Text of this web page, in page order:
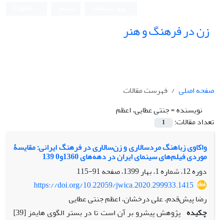
زن در فرهنگ و هنر
صفحه اصلی
فهرست مقالات
نویسنده =جنتی عطایی، اعظم
تعداد مقالات:
1
واکاوی زباهنگ مردسالاری و زن‌سالاری در فرهنگ ایرانی: مقایسۀ
موردی فیلم‌های سینمای ایران در دهه‌های 1360و0 139
دوره 12، شماره 1، بهار 1399، صفحه
91-115
https://doi.org/10.22059/jwica.2020.299933.1415
رضا پیش‌قدم، علی درخشان، اعظم جنتی عطایی
چکیده
پژوهش پیش‏رو بر آن است تا در بستر الگوی هایمز [39]